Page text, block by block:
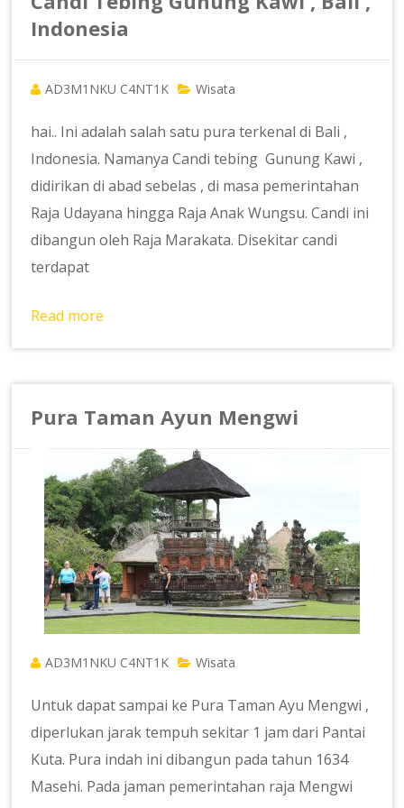
Indonesia
AD3M1NKU C4NT1K Wisata
hai.. Ini adalah salah satu pura terkenal di Bali ,
Indonesia. Namanya Candi tebing Gunung Kawi ,
didirikan di abad sebelas , di masa pemerintahan
Raja Udayana hingga Raja Anak Wungsu. Candi ini
dibangun oleh Raja Marakata. Disekitar candi
terdapat
Read more
Pura Taman Ayun Mengwi
AD3M1NKU C4NT1K Wisata
Untuk dapat sampai ke Pura Taman Ayu Mengwi ,
diperlukan jarak tempuh sekitar 1 jam dari Pantai
Kuta. Pura indah ini dibangun pada tahun 1634
Masehi. Pada jaman pemerintahan raja Mengwi